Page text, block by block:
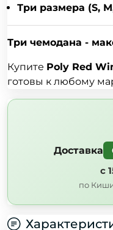
Три размера (S,
Три чемодана -
Купите Poly Red
готовы к любому
Доставка
с
по